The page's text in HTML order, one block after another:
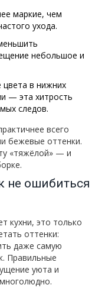
маркие, чем
ухода.
небольшое и
в нижних
— эта хитрость
следов.
всего
бежевые оттенки.
«тяжёлой» — и
не ошибиться
кухни, это только
оттенки:
даже самую
Правильные
уюта и